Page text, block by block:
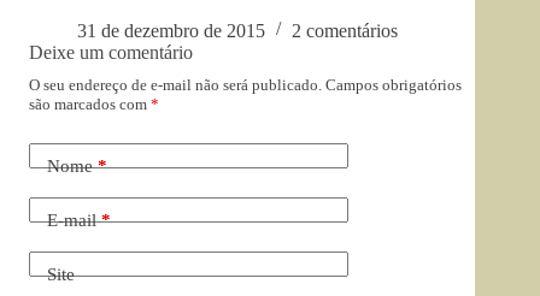
31 de dezembro de 2015
2 comentários
Deixe um comentário
O seu endereço de e-mail não será publicado. Campos obrigatórios
são marcados com *
Nome*
E-mail*
Site